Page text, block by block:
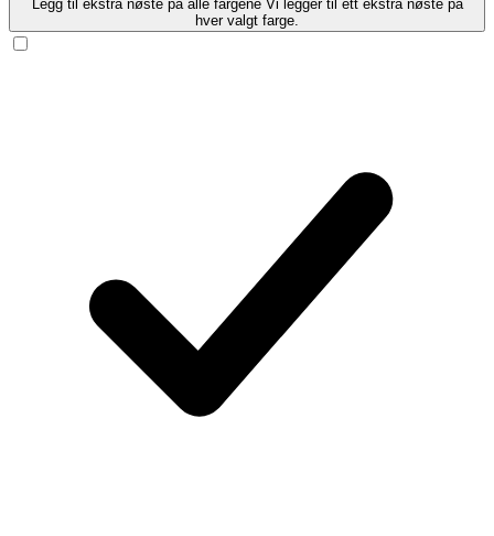
Legg til ekstra nøste på alle fargene Vi legger til ett ekstra nøste på
hver valgt farge.